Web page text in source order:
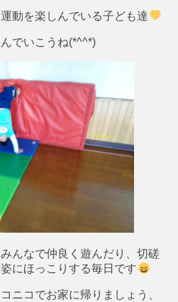
動を楽しんでいる子ども達
でいこうね(*^^*)
んなで仲良く遊んだり、切磋
にほっこりする毎日です
ニコでお家に帰りましょう、